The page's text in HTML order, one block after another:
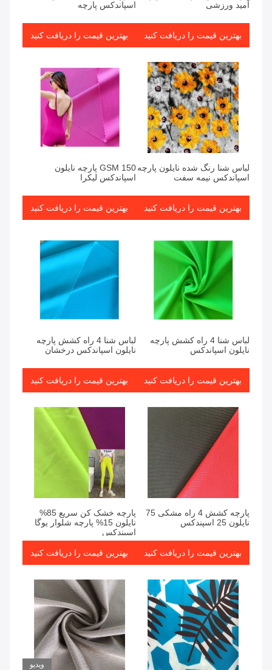
آمید ورزشی
بهترین قیمت را دریافت کنید
اسپاندکس پارچه
بهترین قیمت را دریافت کنید
لباس شنا رنگ شده نایلون پارچه
اسپاندکس نیمه سفت
بهترین قیمت را دریافت کنید
150 GSM پارچه نایلون
اسپاندکس لیکرا
بهترین قیمت را دریافت کنید
لباس شنا 4 راه کشش پارچه
نایلون اسپاندکس
بهترین قیمت را دریافت کنید
لباس شنا 4 راه کشش پارچه
نایلون اسپاندکس درخشان
بهترین قیمت را دریافت کنید
پارچه کشش 4 راه مشکی 75
نایلون 25 اسپندکس
بهترین قیمت را دریافت کنید
پارچه خشک کن سریع 85%
نایلون 15% پارچه شلوار یوگا
اسپندکس
بهترین قیمت را دریافت کنید
ویدیو